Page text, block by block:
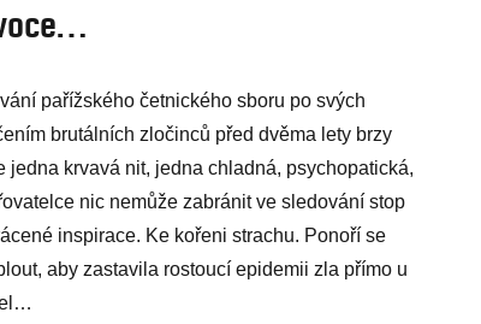
pařížského četnického sboru po svých
brutálních zločinců před dvěma lety brzy
krvavá nit, jedna chladná, psychopatická,
nic nemůže zabránit ve sledování stop
inspirace. Ke kořeni strachu. Ponoří se
aby zastavila rostoucí epidemii zla přímo u